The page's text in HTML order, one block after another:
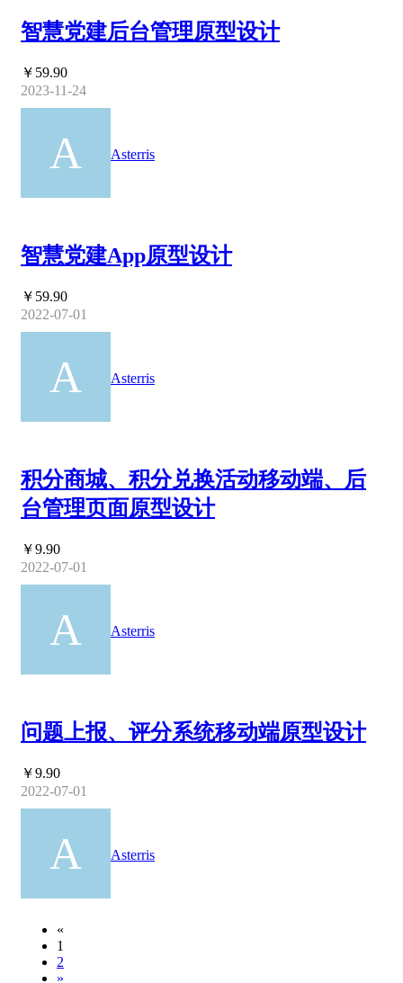
智慧党建后台管理原型设计
￥59.90
2023-11-24
Asterris
智慧党建App原型设计
￥59.90
2022-07-01
Asterris
积分商城、积分兑换活动移动端、后
台管理页面原型设计
￥9.90
2022-07-01
Asterris
问题上报、评分系统移动端原型设计
￥9.90
2022-07-01
Asterris
«
1
2
»